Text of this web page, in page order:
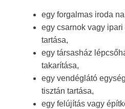
egy forgalmas iroda
egy csarnok vagy
tartása,
egy társasház
takarítása,
egy vendéglátó
tisztán tartása,
egy felújítás vagy